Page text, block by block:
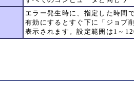
エラー発生時に、指定した時間
有効にするとすぐ下に「ジョブ
表示されます。設定範囲は1～